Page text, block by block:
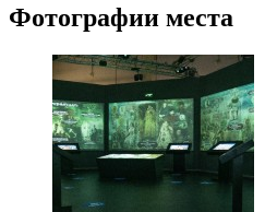
Фотографии места